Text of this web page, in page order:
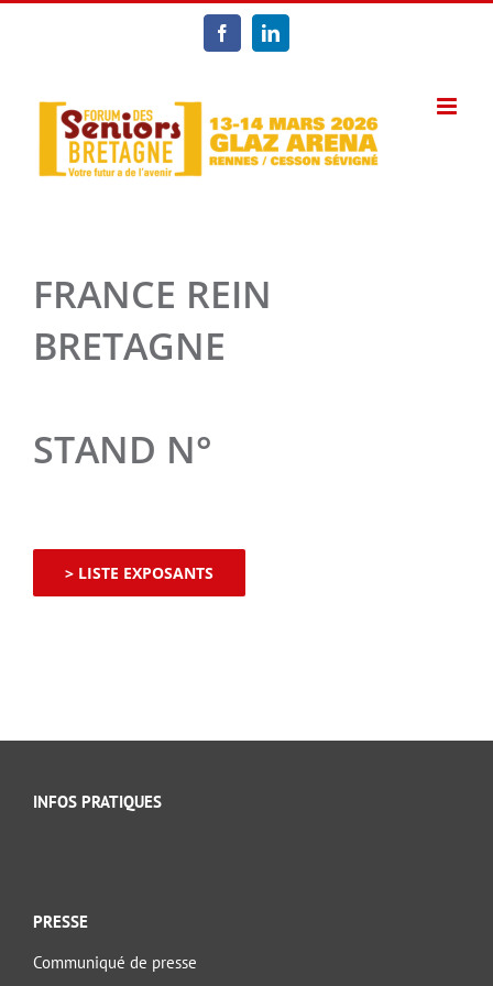
Passer
FacebookLinkedIn
FRANCE REIN
BRETAGNE
STAND N°
> LISTE EXPOSANTS
INFOS PRATIQUES
PRESSE
Communiqué de presse